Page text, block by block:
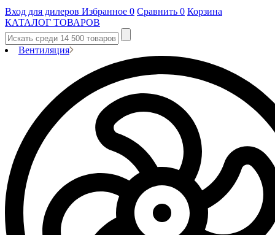
Вход для дилеров Избранное 0 Сравнить 0 Корзина
КАТАЛОГ ТОВАРОВ
Вентиляция